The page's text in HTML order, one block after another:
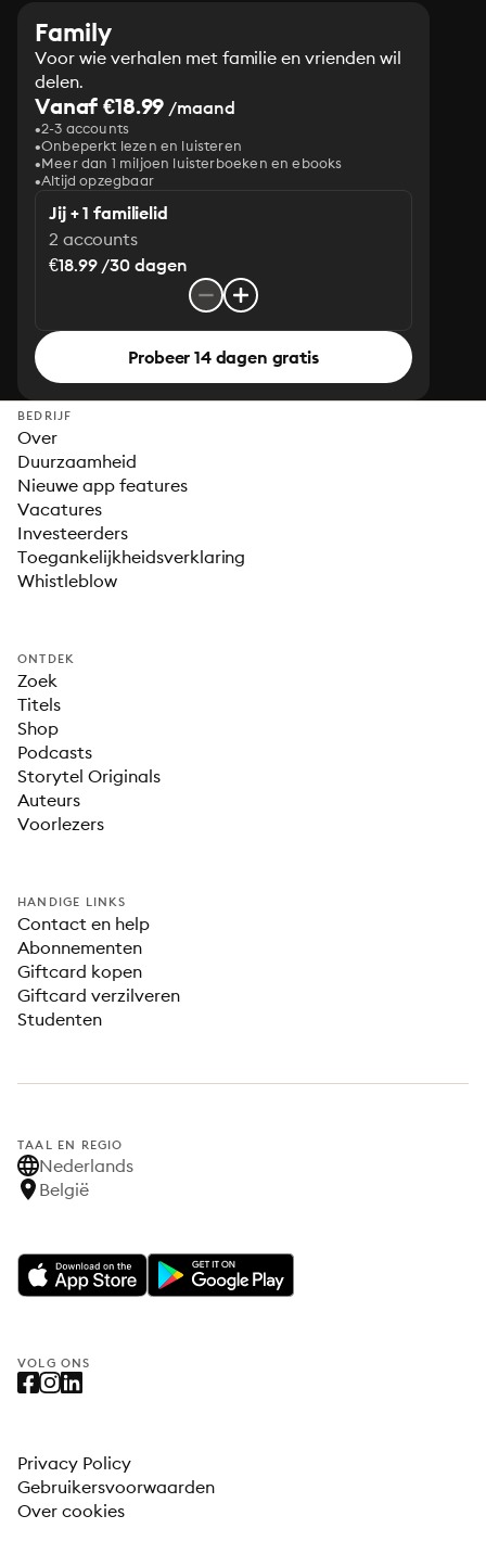
Family
Voor wie verhalen met familie en vrienden wil
delen.
Vanaf €18.99 /maand
2-3 accounts
Onbeperkt lezen en luisteren
Meer dan 1 miljoen luisterboeken en ebooks
Altijd opzegbaar
Jij + 1 familielid
2 accounts
€18.99 /30 dagen
Probeer 14 dagen gratis
BEDRIJF
Over
Duurzaamheid
Nieuwe app features
Vacatures
Investeerders
Toegankelijkheidsverklaring
Whistleblow
ONTDEK
Zoek
Titels
Shop
Podcasts
Storytel Originals
Auteurs
Voorlezers
HANDIGE LINKS
Contact en help
Abonnementen
Giftcard kopen
Giftcard verzilveren
Studenten
TAAL EN REGIO
Nederlands
België
VOLG ONS
Privacy Policy
Gebruikersvoorwaarden
Over cookies